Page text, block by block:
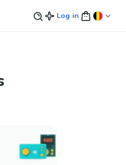
Log in